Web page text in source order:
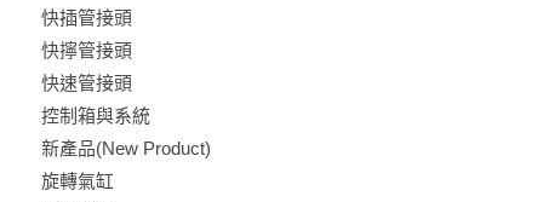
快插管接頭
快擰管接頭
快速管接頭
控制箱與系統
新產品(New Product)
旋轉氣缸